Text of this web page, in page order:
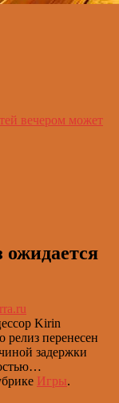
вечером может
Kirin
релиз перенесен
задержки
Игры.